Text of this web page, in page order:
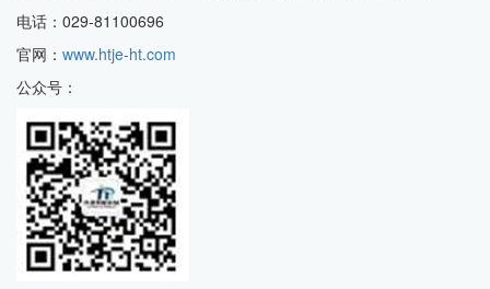
电话：029-81100696
官网： www.htje-ht.com
公众号：